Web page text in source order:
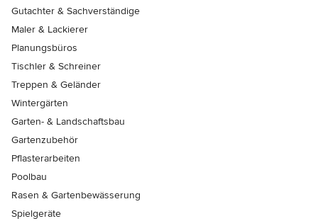
Gutachter & Sachverständige
Maler & Lackierer
Planungsbüros
Tischler & Schreiner
Treppen & Geländer
Wintergärten
Garten- & Landschaftsbau
Gartenzubehör
Pflasterarbeiten
Poolbau
Rasen & Gartenbewässerung
Spielgeräte